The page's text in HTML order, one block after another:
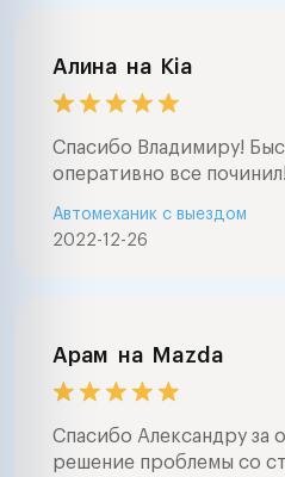
Алина на Kia
Спасибо Владимиру!
оперативно все починил!
2022-12-26
Автомеханик с выездом
Арам на Mazda
Спасибо Александру за
решение проблемы со